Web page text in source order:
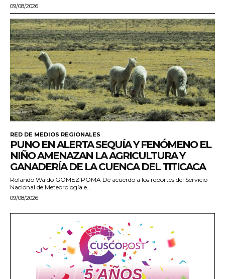
09/08/2026
RED DE MEDIOS REGIONALES
PUNO EN ALERTA SEQUÍA Y FENÓMENO EL
NIÑO AMENAZAN LA AGRICULTURA Y
GANADERÍA DE LA CUENCA DEL TITICACA
Rolando Waldo GÓMEZ POMA De acuerdo a los reportes del Servicio
Nacional de Meteorología e...
09/08/2026